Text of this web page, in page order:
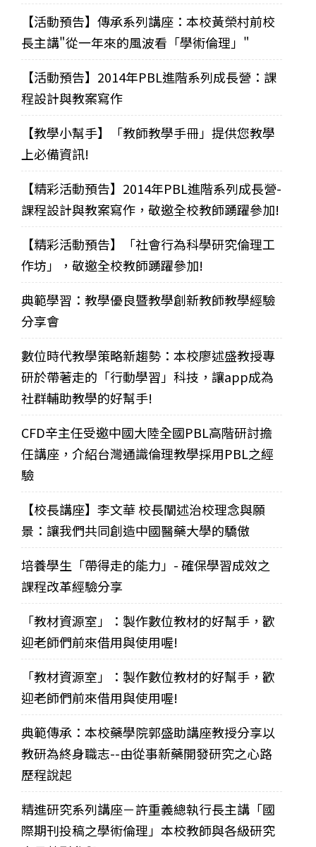
【活動預告】傳承系列講座：本校黃榮村前校
長主講"從一年來的風波看「學術倫理」"
【活動預告】2014年PBL進階系列成長營：課
程設計與教案寫作
【教學小幫手】「教師教學手冊」提供您教學
上必備資訊!
【精彩活動預告】2014年PBL進階系列成長營-
課程設計與教案寫作，敬邀全校教師踴躍參加!
【精彩活動預告】「社會行為科學研究倫理工
作坊」，敬邀全校教師踴躍參加!
典範學習：教學優良暨教學創新教師教學經驗
分享會
數位時代教學策略新趨勢：本校廖述盛教授專
研於帶著走的「行動學習」科技，讓app成為
社群輔助教學的好幫手!
CFD辛主任受邀中國大陸全國PBL高階研討擔
任講座，介紹台灣通識倫理教學採用PBL之經
驗
【校長講座】李文華 校長闡述治校理念與願
景：讓我們共同創造中國醫藥大學的驕傲
培養學生「帶得走的能力」- 確保學習成效之
課程改革經驗分享
「教材資源室」：製作數位教材的好幫手，歡
迎老師們前來借用與使用喔!
「教材資源室」：製作數位教材的好幫手，歡
迎老師們前來借用與使用喔!
典範傳承：本校藥學院郭盛助講座教授分享以
教研為終身職志--由從事新藥開發研究之心路
歷程說起
精進研究系列講座－許重義總執行長主講「國
際期刊投稿之學術倫理」本校教師與各級研究